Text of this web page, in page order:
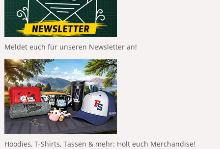
Meldet euch für unseren Newsletter an!
Hoodies, T-Shirts, Tassen & mehr: Holt euch Merchandise!